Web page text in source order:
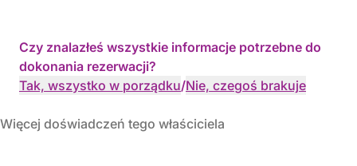
Czy znalazłeś wszystkie informacje potrzebne do
dokonania rezerwacji?
Tak, wszystko w porządku/Nie, czegoś brakuje
Więcej doświadczeń tego właściciela